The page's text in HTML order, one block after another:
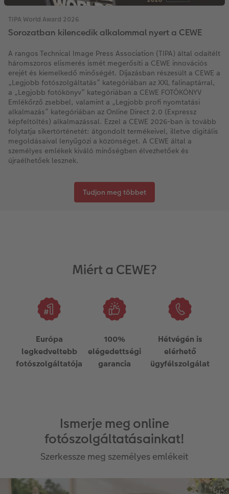
TIPA World Award 2026
Sorozatban kilencedik alkalommal nyert a CEWE
A rangos Technical Image Press Association (TIPA) által odaítélt
háromszoros elismerés ismét megerősíti a CEWE innovációs
erejét és kiemelkedő minőségét. Díjazásban részesült a CEWE a
„Legjobb fotószolgáltatás” kategóriában az XXL falinaptárral,
a „Legjobb fotókönyv” kategóriában a CEWE FOTÓKÖNYV
Emlékőrző zsebbel, valamint a „Legjobb profi nyomtatási
alkalmazás” kategóriában az Online Direct 2.0 (Expressz
képfeltöltés) alkalmazással. Ezzel a CEWE 2026-ban is tovább
folytatja sikertörténetét: átgondolt termékeivel, illetve digitális
megoldásaival lenyűgözi a közönséget. A CEWE által a
személyes emlékek kiváló minőségben élvezhetőek és
újraélhetőek lesznek.
Tudjon meg többet
Miért a CEWE?
Európa
legkedveltebb
fotószolgáltatója
100%
elégedettségi
garancia
Hétvégén is
elérhető
ügyfélszolgálat
Ismerje meg online
fotószolgáltatásainkat!
Szerkessze meg személyes emlékeit